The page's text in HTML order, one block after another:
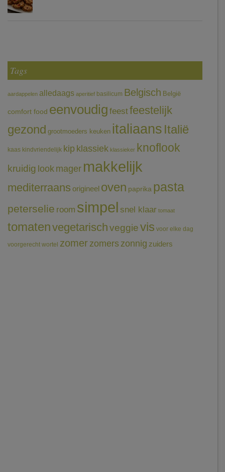
Tags
aardappelen alledaags aperitief basilicum Belgisch België
comfort food eenvoudig feestfeestelijk
gezond grootmoeders keuken italiaans Italië
kaas kindvriendelijk kip klassiek klassieker knoflook
kruidig look mager makkelijk
mediterraans origineel oven paprika pasta
peterselie room simpel snel klaar tomaat
tomatenvegetarischveggievis voor elke dag
voorgerecht wortel zomerzomerszonnig zuiders